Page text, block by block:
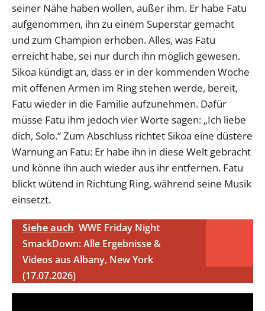
seiner Nähe haben wollen, außer ihm. Er habe Fatu
aufgenommen, ihn zu einem Superstar gemacht
und zum Champion erhoben. Alles, was Fatu
erreicht habe, sei nur durch ihn möglich gewesen.
Sikoa kündigt an, dass er in der kommenden Woche
mit offenen Armen im Ring stehen werde, bereit,
Fatu wieder in die Familie aufzunehmen. Dafür
müsse Fatu ihm jedoch vier Worte sagen: „Ich liebe
dich, Solo.“ Zum Abschluss richtet Sikoa eine düstere
Warnung an Fatu: Er habe ihn in diese Welt gebracht
und könne ihn auch wieder aus ihr entfernen. Fatu
blickt wütend in Richtung Ring, während seine Musik
einsetzt.
Siehe auch WWE Friday Night
SmackDown: Alle Ergebnisse &
Videos aus Albany, New York
(17.07.2026)